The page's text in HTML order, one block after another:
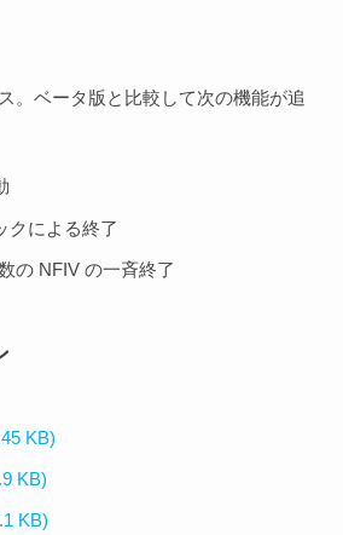
。ベータ版と比較して次の機能が追
クによる終了
の NFIV の一斉終了
KB)
KB)
KB)